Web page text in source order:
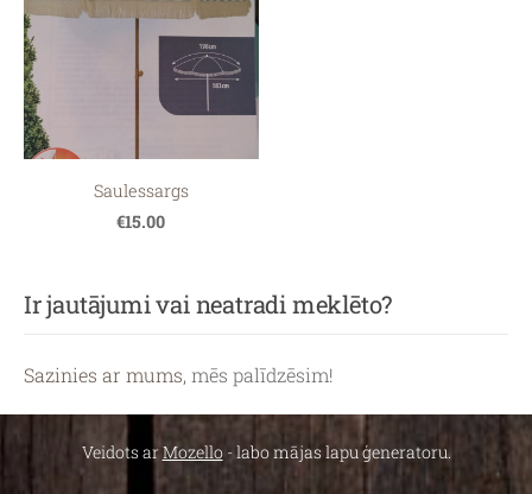
Ir jautājumi vai neatradi meklēto?
Sazinies ar mums, mēs palīdzēsim!
Saulessargs
€15.00
Veidots arMozello- labo mājas lapu ģeneratoru.